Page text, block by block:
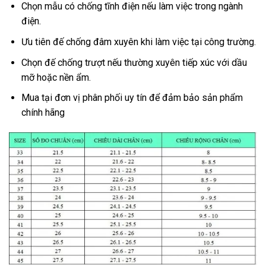
Chọn mẫu có chống tĩnh điện nếu làm việc trong ngành
điện.
Ưu tiên đế chống đâm xuyên khi làm việc tại công trường.
Chọn đế chống trượt nếu thường xuyên tiếp xúc với dầu
mỡ hoặc nền ẩm.
Mua tại đơn vị phân phối uy tín để đảm bảo sản phẩm
chính hãng